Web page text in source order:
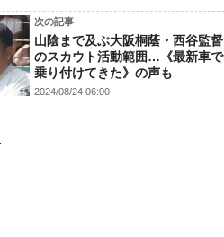
次の記事
山陰まで及ぶ大阪桐蔭・西谷監督
のスカウト活動範囲…《最新車で
乗り付けてきた》の声も
2024/08/24 06:00